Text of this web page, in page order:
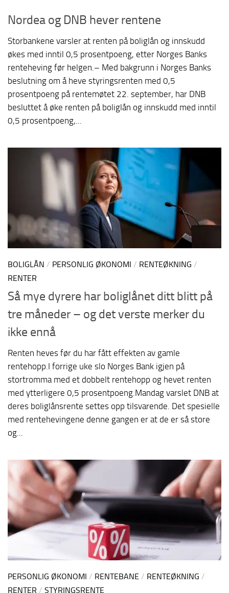
Nordea og DNB hever rentene
Storbankene varsler at renten på boliglån og innskudd
økes med inntil 0,5 prosentpoeng, etter Norges Banks
renteheving før helgen.– Med bakgrunn i Norges Banks
beslutning om å heve styringsrenten med 0,5
prosentpoeng på rentemøtet 22. september, har DNB
besluttet å øke renten på boliglån og innskudd med inntil
0,5 prosentpoeng,...
BOLIGLÅN / PERSONLIG ØKONOMI / RENTEØKNING /
RENTER
Så mye dyrere har boliglånet ditt blitt på
tre måneder – og det verste merker du
ikke ennå
Renten heves før du har fått effekten av gamle
rentehopp.I forrige uke slo Norges Bank igjen på
stortromma med et dobbelt rentehopp og hevet renten
med ytterligere 0,5 prosentpoeng.Mandag varslet DNB at
deres boliglånsrente settes opp tilsvarende. Det spesielle
med rentehevingene denne gangen er at de er så store
og...
PERSONLIG ØKONOMI / RENTEBANE / RENTEØKNING /
RENTER / STYRINGSRENTE